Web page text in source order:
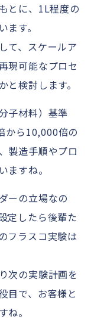
とに、1L程度の
す。
て、スケールア
現可能なプロセ
検討します。
子材料）基準
から10,000倍の
製造手順やプロ
ますね。
ーの立場なの
定したら後輩た
フラスコ実験は
次の実験計画を
目で、お客様と
ね。